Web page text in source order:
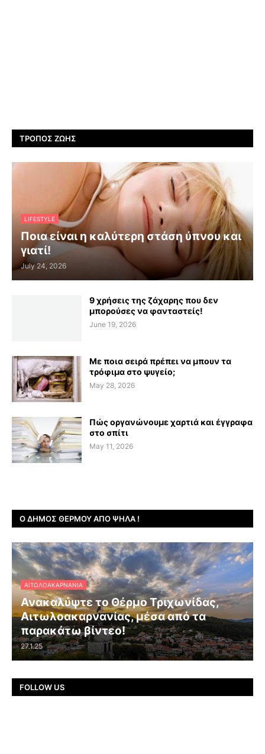
ΤΡΌΠΟΣ ΖΩΉΣ
LIFESTYLE
Ποια είναι η καλύτερη στάση ύπνου και
γιατί!
July 24, 2026
9 χρήσεις της ζάχαρης που δεν
μπορούσες να φανταστείς!
June 19, 2026
Με ποια σειρά πρέπει να μπουν τα
τρόφιμα στο ψυγείο;
May 28, 2026
Πώς οργανώνουμε χαρτιά και έγγραφα
στο σπίτι
May 11, 2026
Ο ΔΉΜΟΣ ΘΈΡΜΟΥ ΑΠΌ ΨΗΛΆ !
ΑΙΤΩΛΟΑΚΑΡΝΑΝΊΑ
Ανακαλύψτε το Θέρμο Τριχωνίδας,
Αιτωλοακαρνανίας, μέσα από τα
παρακάτω βίντεο!
27.1.25
FOLLOW US